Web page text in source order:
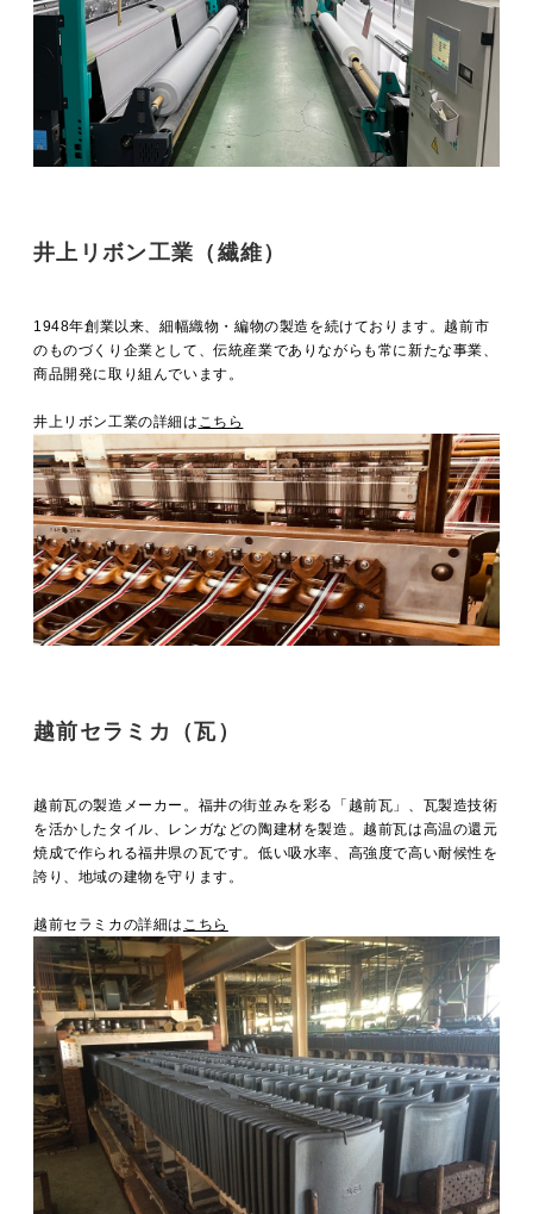
井上リボン工業（繊維）
1948年創業以来、細幅織物・編物の製造を続けております。越前市
のものづくり企業として、伝統産業でありながらも常に新たな事業、
商品開発に取り組んでいます。
井上リボン工業の詳細は こちら
越前セラミカ（瓦）
越前瓦の製造メーカー。福井の街並みを彩る「越前瓦」、瓦製造技術
を活かしたタイル、レンガなどの陶建材を製造。越前瓦は高温の還元
焼成で作られる福井県の瓦です。低い吸水率、高強度で高い耐候性を
誇り、地域の建物を守ります。
越前セラミカの詳細は こちら